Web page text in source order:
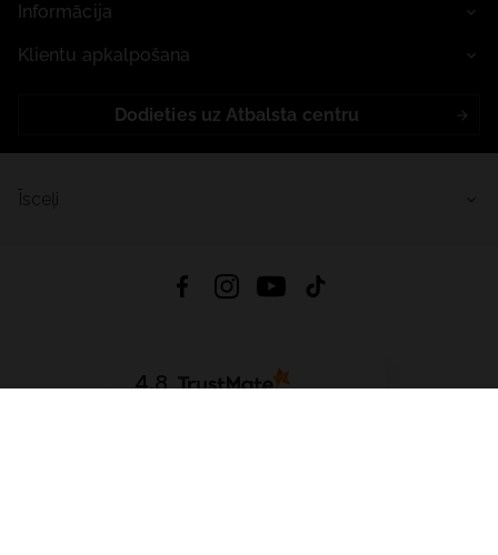
Informācija
Klientu apkalpošana
Dodieties uz Atbalsta centru
4.8